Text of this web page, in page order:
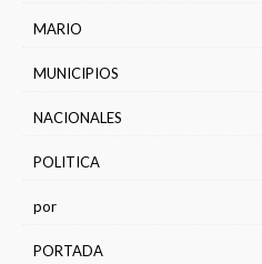
MARIO
MUNICIPIOS
NACIONALES
POLITICA
por
PORTADA